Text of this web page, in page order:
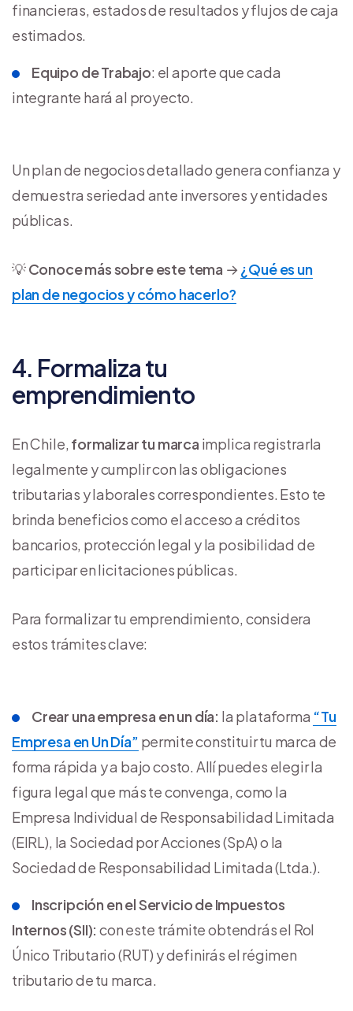
financieras, estados de resultados y flujos de caja
estimados.
Equipo de Trabajo: el aporte que cada
integrante hará al proyecto.
Un plan de negocios detallado genera confianza y
demuestra seriedad ante inversores y entidades
públicas.
💡Conoce más sobre este tema →¿Qué es un
plan de negocios y cómo hacerlo?
4. Formaliza tu
emprendimiento
En Chile, formalizar tu marca implica registrarla
legalmente y cumplir con las obligaciones
tributarias y laborales correspondientes. Esto te
brinda beneficios como el acceso a créditos
bancarios, protección legal y la posibilidad de
participar en licitaciones públicas.
Para formalizar tu emprendimiento, considera
estos trámites clave:
Crear una empresa en un día: la plataforma “Tu
Empresa en Un Día” permite constituir tu marca de
forma rápida y a bajo costo. Allí puedes elegir la
figura legal que más te convenga, como la
Empresa Individual de Responsabilidad Limitada
(EIRL), la Sociedad por Acciones (SpA) o la
Sociedad de Responsabilidad Limitada (Ltda.).
Inscripción en el Servicio de Impuestos
Internos (SII): con este trámite obtendrás el Rol
Único Tributario (RUT) y definirás el régimen
tributario de tu marca.